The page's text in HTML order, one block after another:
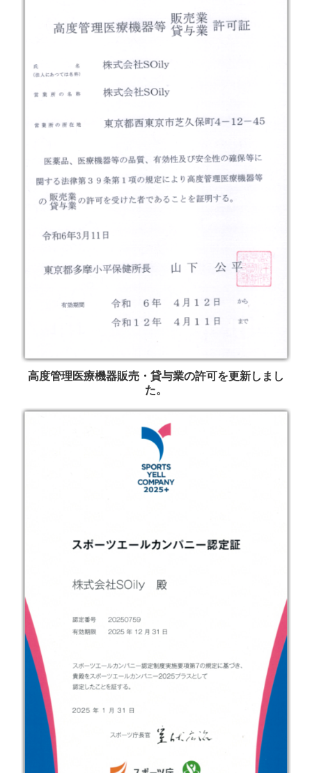
高度管理医療機器販売・貸与業の許可を更新しまし
た。